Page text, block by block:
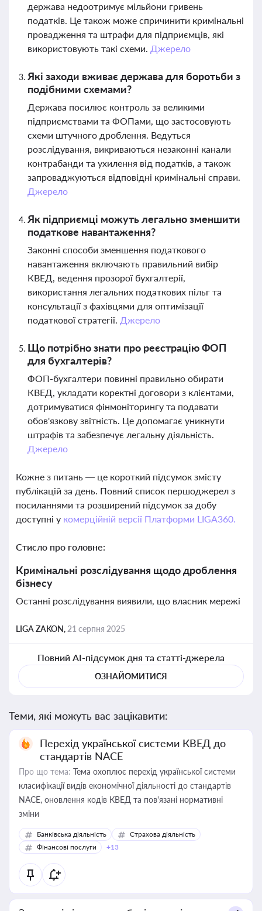
держава недоотримує мільйони гривень
податків. Це також може спричинити кримінальні
провадження та штрафи для підприємців, які
використовують такі схеми. Джерело
Які заходи вживає держава для боротьби з
подібними схемами?
Держава посилює контроль за великими
підприємствами та ФОПами, що застосовують
схеми штучного дроблення. Ведуться
розслідування, викриваються незаконні канали
контрабанди та ухилення від податків, а також
запроваджуються відповідні кримінальні справи.
Джерело
Як підприємці можуть легально зменшити
податкове навантаження?
Законні способи зменшення податкового
навантаження включають правильний вибір
КВЕД, ведення прозорої бухгалтерії,
використання легальних податкових пільг та
консультації з фахівцями для оптимізації
податкової стратегії. Джерело
Що потрібно знати про реєстрацію ФОП
для бухгалтерів?
ФОП-бухгалтери повинні правильно обирати
КВЕД, укладати коректні договори з клієнтами,
дотримуватися фінмоніторингу та подавати
обов'язкову звітність. Це допомагає уникнути
штрафів та забезпечує легальну діяльність.
Джерело
Кожне з питань — це короткий підсумок змісту
публікацій за день. Повний список першоджерел з
посиланнями та розширений підсумок за добу
доступні у комерційній версії Платформи LIGA360.
Стисло про головне:
Кримінальні розслідування щодо дроблення
бізнесу
Останні розслідування виявили, що власник мережі
LIGA ZAKON, 21 серпня 2025
Повний AI-підсумок дня та статті-джерела
ОЗНАЙОМИТИСЯ
Теми, які можуть вас зацікавити:
Перехід української системи КВЕД до
стандартів NACE
Про що тема: Тема охоплює перехід української системи
класифікації видів економічної діяльності до стандартів
NACE, оновлення кодів КВЕД та пов'язані нормативні
зміни
Банківська діяльність
Страхова діяльність
Фінансові послуги
+13